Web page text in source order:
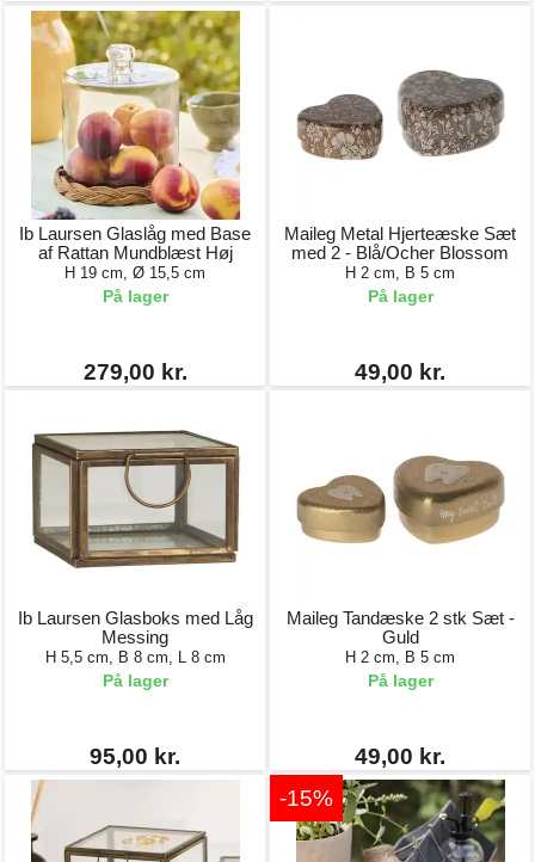
Ib Laursen Glaslåg med Base
af Rattan Mundblæst Høj
H 19 cm, Ø 15,5 cm
På lager
279,00 kr.
Maileg Metal Hjerteæske Sæt
med 2 - Blå/Ocher Blossom
H 2 cm, B 5 cm
På lager
49,00 kr.
Ib Laursen Glasboks med Låg
Messing
H 5,5 cm, B 8 cm, L 8 cm
På lager
95,00 kr.
Maileg Tandæske 2 stk Sæt -
Guld
H 2 cm, B 5 cm
På lager
49,00 kr.
-15%